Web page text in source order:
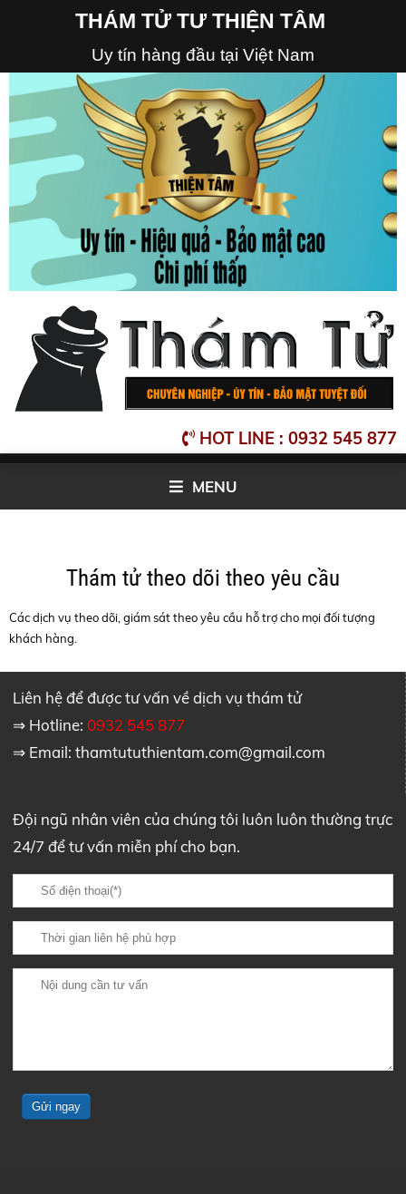
THÁM TỬ TƯ THIỆN TÂM
Uy tín hàng đầu tại Việt Nam
HOT LINE : 0932 545 877
MENU
Thám tử theo dõi theo yêu cầu
Các dịch vụ theo dõi, giám sát theo yêu cầu hỗ trợ cho mọi đối tượng
khách hàng.
Liên hệ để được tư vấn về dịch vụ thám tử
⇒ Hotline:0932 545 877
⇒ Email:thamtututhientam.com@gmail.com
Đội ngũ nhân viên của chúng tôi luôn luôn thường trực
24/7 để tư vấn miễn phí cho bạn.